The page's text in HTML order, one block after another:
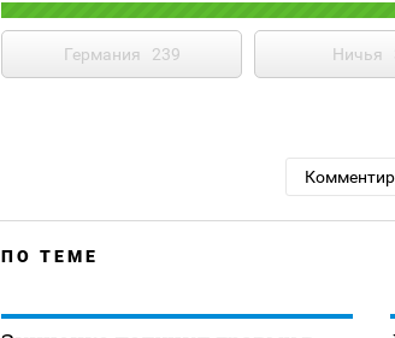
Германия 239 Ничья
ПО ТЕМЕ